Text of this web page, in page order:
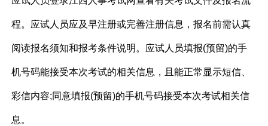
程。应试人员应及早注册或完善注册信息，报名前需认真
阅读报名须知和报考条件说明。应试人员填报(预留)的手
机号码能接受本次考试的相关信息，且能正常显示短信、
彩信内容;同意填报(预留)的手机号码接受本次考试相关信
息。